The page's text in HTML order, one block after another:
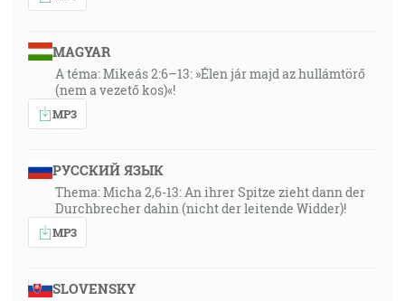
MAGYAR
A téma: Mikeás 2:6–13: »Élen jár majd az hullámtörő
(nem a vezető kos)«!
MP3
РУССКИЙ ЯЗЫК
Thema: Micha 2,6-13: An ihrer Spitze zieht dann der
Durchbrecher dahin (nicht der leitende Widder)!
MP3
SLOVENSKY